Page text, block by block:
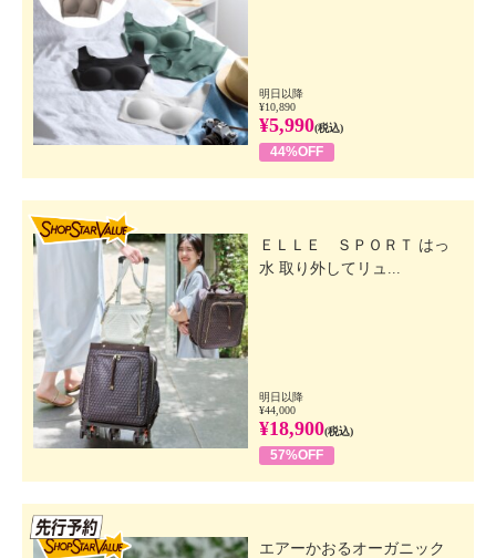
明日以降
¥10,890
¥5,990(税込)
44%OFF
ＥＬＬＥ ＳＰＯＲＴ はっ
水 取り外してリュ...
明日以降
¥44,000
¥18,900(税込)
57%OFF
エアーかおるオーガニック